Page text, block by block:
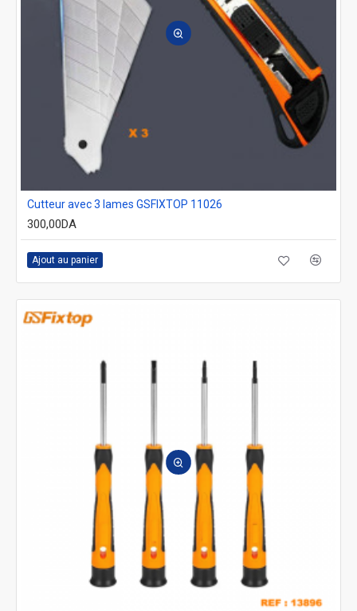
Cutteur avec 3 lames GSFIXTOP 11026
300,00DA
Ajout au panier